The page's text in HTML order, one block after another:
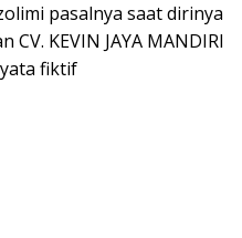
pasalnya saat dirinya
KEVIN JAYA MANDIRI
fiktif